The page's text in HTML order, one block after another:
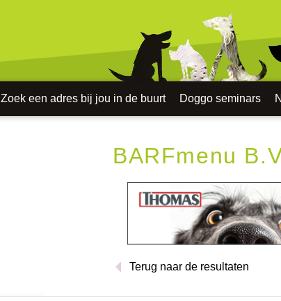
Zoek een adres bij jou in de buurt Doggo seminars
BARFmenu
Terug naar de resultaten